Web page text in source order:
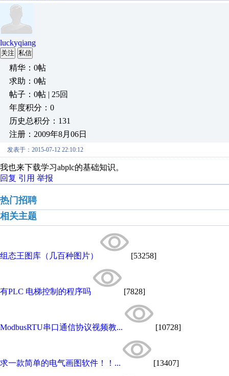
luckyqiang
关注 私信
精华：0帖
求助：0帖
帖子：0帖 | 25回
年度积分：0
历史总积分：131
注册：2009年8月06日
发表于：2015-07-12 22:10:12
我也来下载学习abplc的基础知识。
回复 引用 举报
热门招聘
相关主题
组态王图库（几百种图片） [53258]
有PLC 电梯控制的程序吗 [7828]
ModbusRTU串口通信协议视频教... [10728]
求一款简单的电气画图软件！！... [13407]